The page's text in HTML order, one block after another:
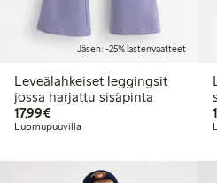
Jäsen: -25% lastenvaatteet
Leveälahkeiset leggingsit
jossa harjattu sisäpinta
17,99€17,99 €
Luomupuuvilla